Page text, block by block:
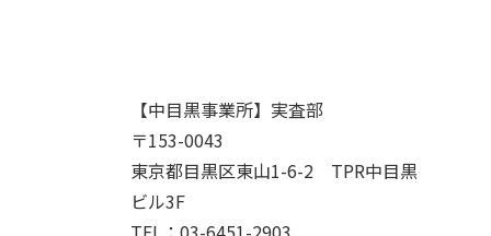
【中目黒事業所】実査部
〒153-0043
東京都目黒区東山1-6-2 TPR中目黒
ビル3F